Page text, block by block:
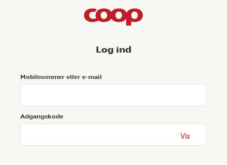
Log ind
Mobilnummer eller e-mail
Adgangskode
Vis